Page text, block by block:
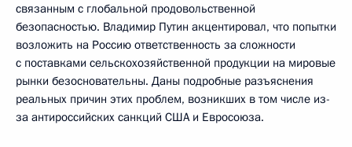
связанным с глобальной продовольственной
безопасностью. Владимир Путин акценти­ровал, что попытки
возложить на Россию ответственность за сложности
с поставками сельскохозяйственной продукции на мировые
рынки безосновательны. Даны подробные разъяснения
реальных причин этих проблем, возникших в том числе из-
за антироссийских санкций США и Евросоюза.